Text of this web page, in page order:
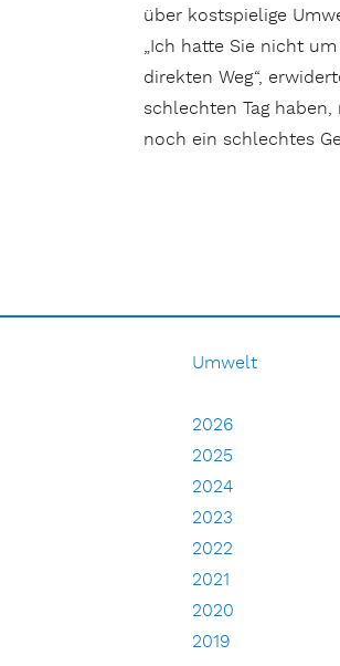
über kostspielige
„Ich hatte Sie nicht
direkten Weg“,
schlechten Tag
noch ein schlechtes
Umwelt
2026
2025
2024
2023
2022
2021
2020
2019